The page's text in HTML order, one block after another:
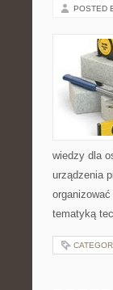
POSTED
wiedzy dla
urządzenia
tematyką